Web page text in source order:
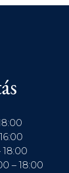
18:00
– 18:00